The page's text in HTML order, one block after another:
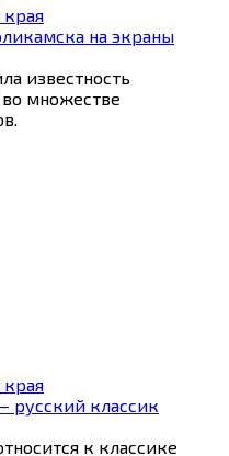
на экраны
известность
множестве
русский классик
к классике